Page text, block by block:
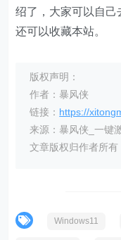
绍了，大家可以自己
还可以收藏本站。
版权声明：
作者：暴风侠
链接： https://
来源：暴风侠_一键
文章版权归作者所有
Windows11